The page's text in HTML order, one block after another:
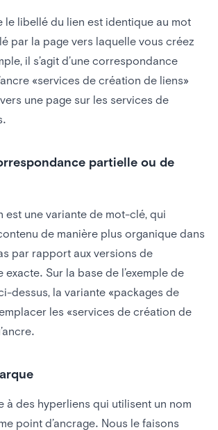
le libellé du lien est identique au mot
par la page vers laquelle vous créez
il s’agit d’une correspondance
«services de création de liens»
une page sur les services de
partielle ou de
est une variante de mot-clé, qui
de manière plus organique dans
par rapport aux versions de
Sur la base de l’exemple de
dessus, la variante «packages de
les «services de création de
à des hyperliens qui utilisent un nom
point d’ancrage. Nous le faisons